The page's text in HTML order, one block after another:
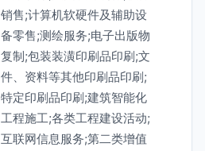
销售;计算机软硬件及辅助设
备零售;测绘服务;电子出版物
复制;包装装潢印刷品印刷;文
件、资料等其他印刷品印刷;
特定印刷品印刷;建筑智能化
工程施工;各类工程建设活动;
互联网信息服务;第二类增值